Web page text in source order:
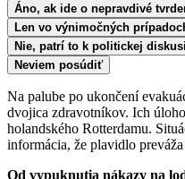
Áno, ak ide o nepravdivé
Len vo výnimočných
Nie, patrí to k politickej
Neviem posúdiť
Na palube po ukončení
dvojica zdravotníkov. Ich
holandského Rotterdamu.
informácia, že plavidlo
Od vypuknutia nákazy na